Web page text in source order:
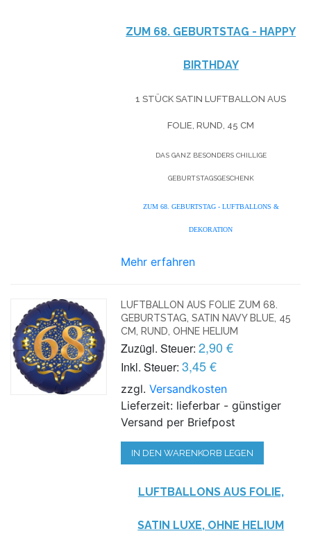
ZUM 68. GEBURTSTAG - HAPPY
BIRTHDAY
1 STÜCK SATIN LUFTBALLON AUS
FOLIE, RUND, 45 CM
DAS GANZ BESONDERS CHILLIGE
GEBURTSTAGSGESCHENK
ZUM 68. GEBURTSTAG - LUFTBALLONS &
DEKORATION
Mehr erfahren
LUFTBALLON AUS FOLIE ZUM 68.
GEBURTSTAG, SATIN NAVY BLUE, 45
CM, RUND, OHNE HELIUM
Zuzügl. Steuer: 2,90 €
Inkl. Steuer: 3,45 €
zzgl.Versandkosten
Lieferzeit: lieferbar - günstiger
Versand per Briefpost
IN DEN WARENKORB LEGEN
LUFTBALLONS AUS FOLIE,
SATIN LUXE, OHNE HELIUM